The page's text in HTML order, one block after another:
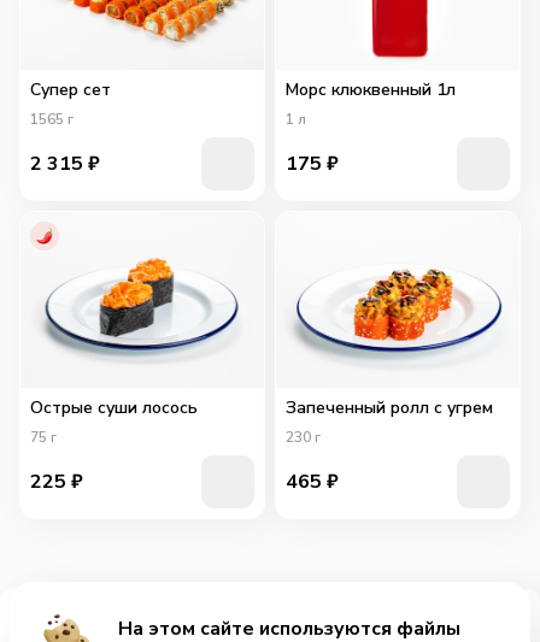
Добавить за 439₽
Супер сет
1565 г
2 315 ₽
Морс клюквенный 1л
1 л
175 ₽
Острые суши лосось
75 г
225 ₽
Запеченный ролл с угрем
230 г
465 ₽
На этом сайте используются файлы